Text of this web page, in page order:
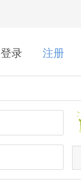
登录 注册